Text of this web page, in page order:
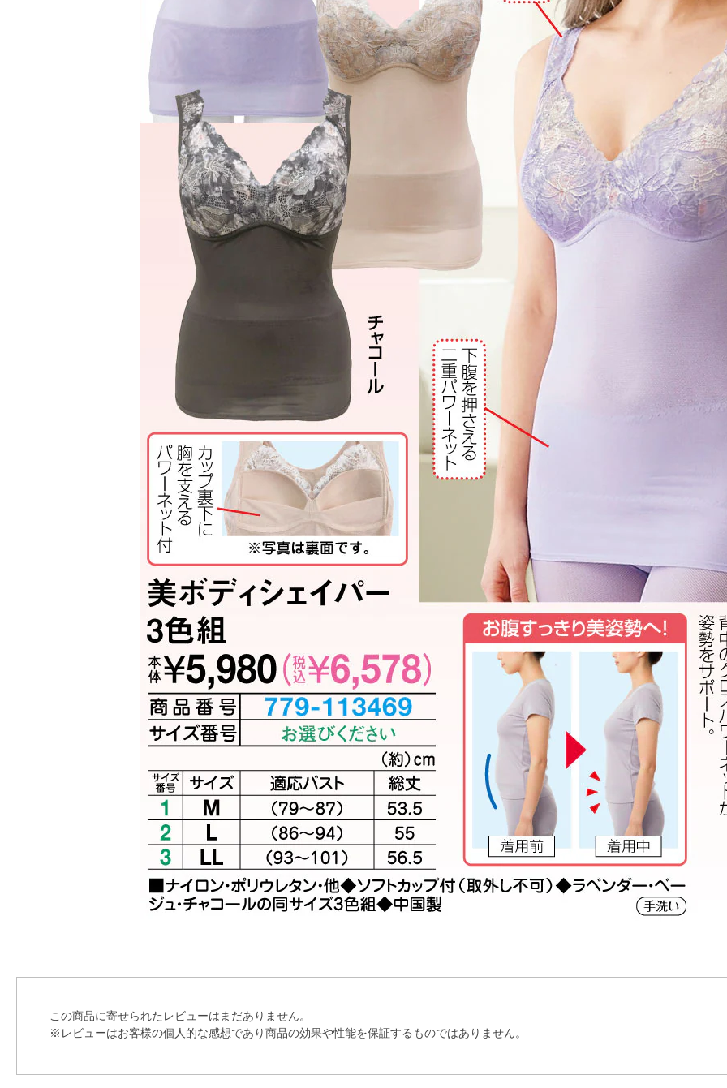
この商品に寄せられたレビューはまだありません。
※レビューはお客様の個人的な感想であり商品の効果や性能を保証するものではありません。